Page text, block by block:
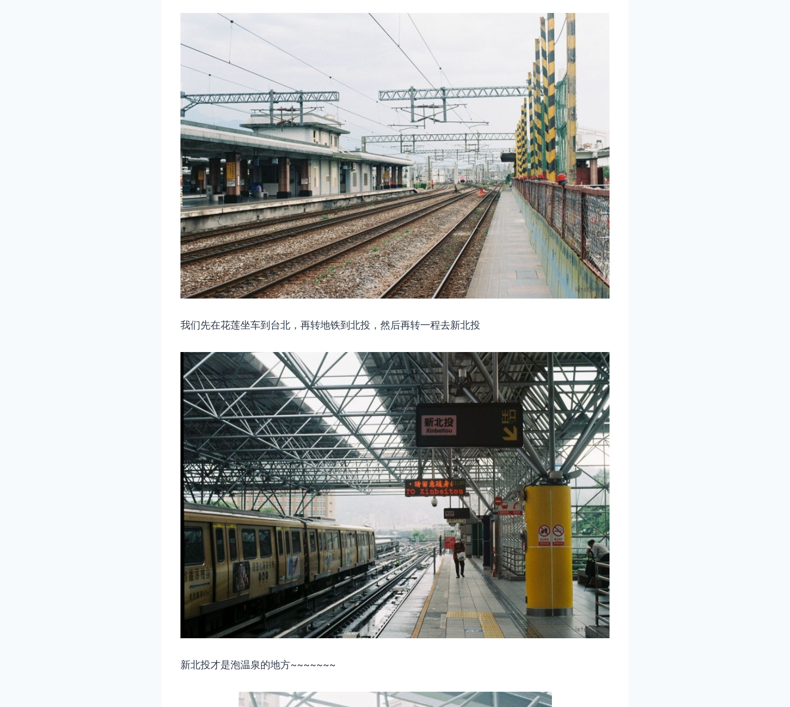
我们先在花莲坐车到台北，再转地铁到北投，然后再转一程去新北投
新北投才是泡温泉的地方~~~~~~~